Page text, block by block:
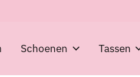
Schoenen Tassen